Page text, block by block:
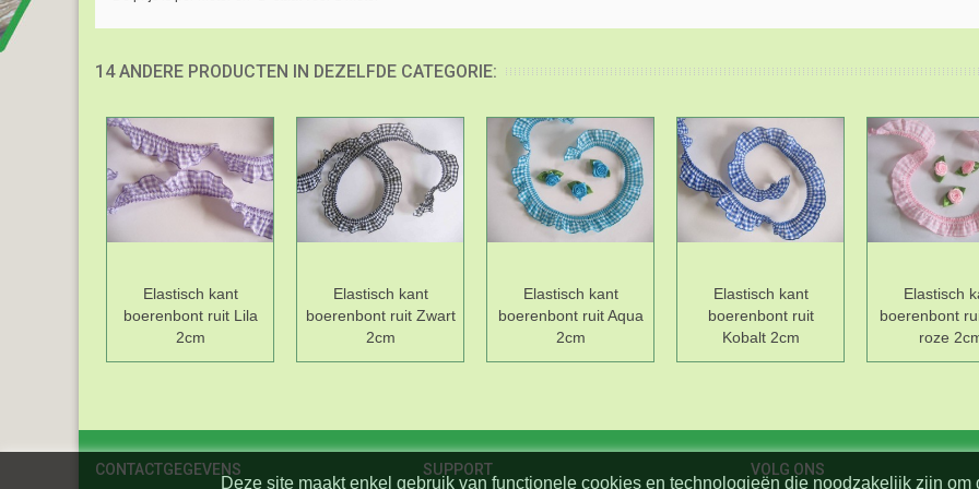
14 ANDERE PRODUCTEN IN DEZELFDE CATEGORIE:
Elastisch kant
boerenbont ruit Lila
2cm
Elastisch kant
boerenbont ruit Zwart
2cm
Elastisch kant
boerenbont ruit Aqua
2cm
Elastisch kant
boerenbont ruit
Kobalt 2cm
Elastisch
boerenbont
roze
CONTACTGEGEVENS SUPPORT VOLG ONS
Deze site maakt enkel gebruik van functionele cookies en technologieën die noodzakelijk zijn